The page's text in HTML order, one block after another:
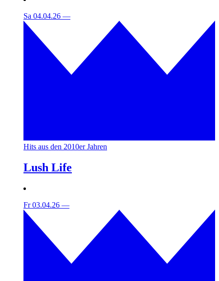
Sa 04.04.26 —
Hits aus den 2010er Jahren
Lush Life
Fr 03.04.26 —